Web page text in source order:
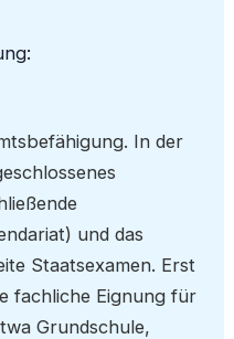
In der
und das
Staatsexamen. Erst
fachliche Eignung für
Grundschule,